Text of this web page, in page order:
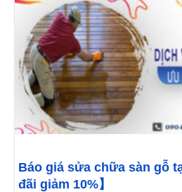
Báo giá sửa chữa sàn gỗ
đãi giảm 10%】